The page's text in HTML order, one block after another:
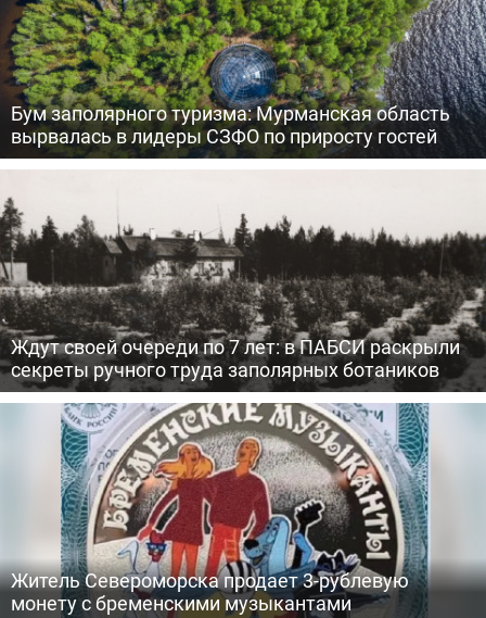
Бум заполярного туризма: Мурманская область
вырвалась в лидеры СЗФО по приросту гостей
Ждут своей очереди по 7 лет: в ПАБСИ раскрыли
секреты ручного труда заполярных ботаников
Житель Североморска продает 3-рублевую
монету с бременскими музыкантами